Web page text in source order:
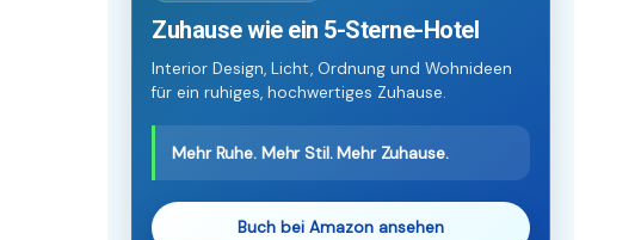
Zuhause wie ein 5-Sterne-Hotel
Interior Design, Licht, Ordnung und Wohnideen
für ein ruhiges, hochwertiges Zuhause.
Mehr Ruhe. Mehr Stil. Mehr Zuhause.
Buch bei Amazon ansehen